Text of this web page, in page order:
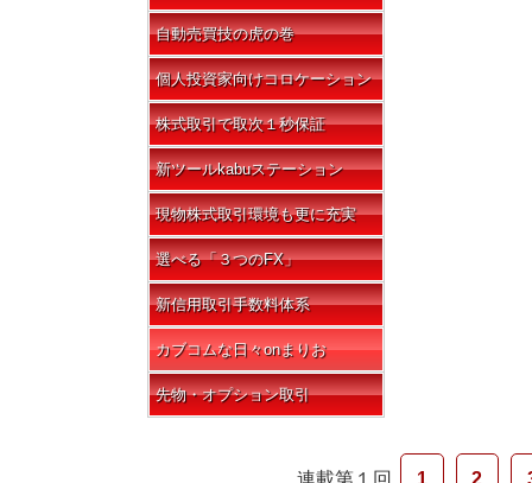
自動売買技の虎の巻
個人投資家向けコロケーション
株式取引で取次１秒保証
新ツールkabuステーション
現物株式取引環境も更に充実
選べる「３つのFX」
新信用取引手数料体系
カブコムな日々onまりお
先物・オプション取引